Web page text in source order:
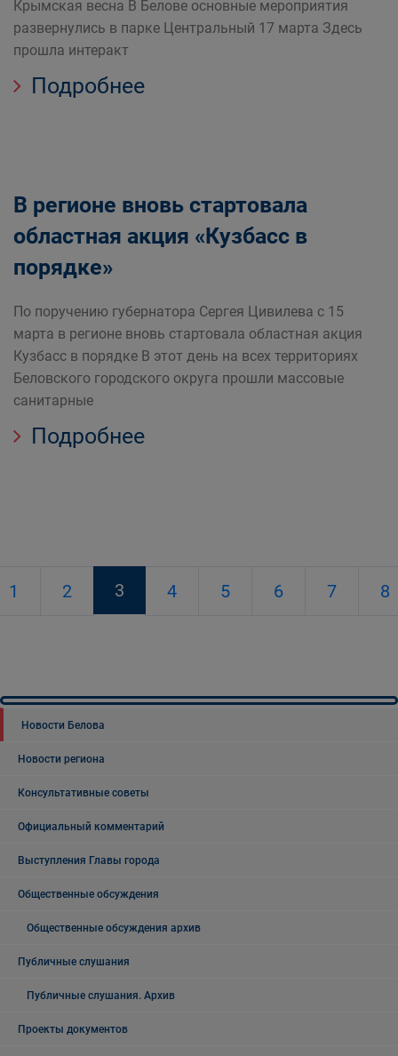
Крымская весна В Белове основные мероприятия
развернулись в парке Центральный 17 марта Здесь
прошла интеракт
Подробнее
В регионе вновь стартовала
областная акция «Кузбасс в
порядке»
По поручению губернатора Сергея Цивилева с 15
марта в регионе вновь стартовала областная акция
Кузбасс в порядке В этот день на всех территориях
Беловского городского округа прошли массовые
санитарные
Подробнее
1 2 3 4 5 6 7 8
Новости Белова
Новости региона
Консультативные советы
Официальный комментарий
Выступления Главы города
Общественные обсуждения
Общественные обсуждения архив
Публичные слушания
Публичные слушания. Архив
Проекты документов